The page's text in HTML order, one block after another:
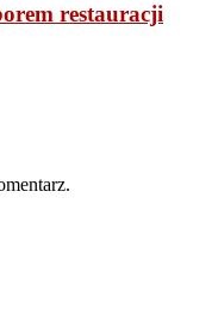
restauracji